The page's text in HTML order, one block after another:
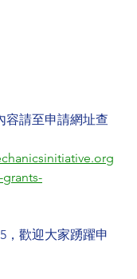
容請至申請網址查
，歡迎大家踴躍申